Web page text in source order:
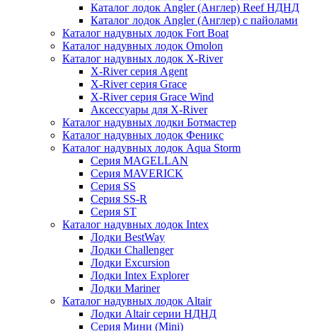
Каталог лодок Angler (Англер) Reef НДНД
Каталог лодок Angler (Англер) с пайолами
Каталог надувных лодок Fort Boat
Каталог надувных лодок Omolon
Каталог надувных лодок X-River
X-River серия Agent
X-River серия Grace
X-River серия Grace Wind
Аксессуары для X-River
Каталог надувных лодки Ботмастер
Каталог надувных лодок Феникc
Каталог надувных лодок Aqua Storm
Серия MAGELLAN
Серия MAVERICK
Серия SS
Серия SS-R
Серия ST
Каталог надувных лодок Intex
Лодки BestWay
Лодки Challenger
Лодки Excursion
Лодки Intex Explorer
Лодки Mariner
Каталог надувных лодок Altair
Лодки Altair серии НДНД
Серия Мини (Mini)